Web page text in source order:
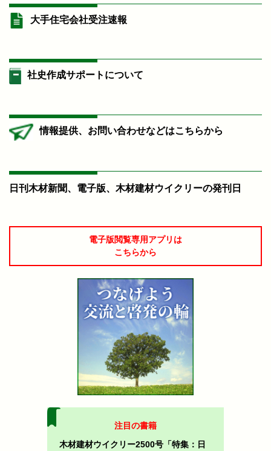
大手住宅会社受注速報
社史作成サポートについて
情報提供、お問い合わせなどはこちらから
日刊木材新聞、電子版、木材建材ウイクリーの発刊日
電子版閲覧専用アプリは
こちらから
注目の書籍
木材建材ウイクリー2500号「特集：日